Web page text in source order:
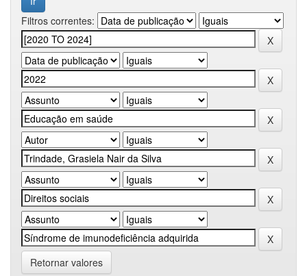
Filtros correntes:
Retornar valores